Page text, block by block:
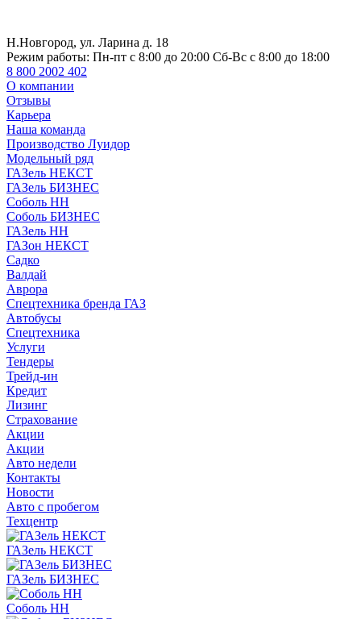
Н.Новгород, ул. Ларина д. 18
Режим работы: Пн-пт с 8:00 до 20:00 Сб-Вс с 8:00 до 18:00
8 800 2002 402
О компании
Отзывы
Карьера
Наша команда
Производство Луидор
Модельный ряд
ГАЗель НЕКСТ
ГАЗель БИЗНЕС
Соболь НН
Соболь БИЗНЕС
ГАЗель НН
ГАЗон НЕКСТ
Садко
Валдай
Аврора
Спецтехника бренда ГАЗ
Автобусы
Спецтехника
Услуги
Тендеры
Трейд-ин
Кредит
Лизинг
Страхование
Акции
Акции
Авто недели
Контакты
Новости
Авто с пробегом
Техцентр
ГАЗель НЕКСТ
ГАЗель БИЗНЕС
Соболь НН